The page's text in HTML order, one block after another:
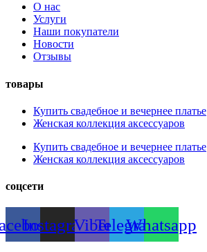
О нас
Услуги
Наши покупатели
Новости
Отзывы
товары
Купить свадебное и вечернее платье
Женская коллекция аксессуаров
Купить свадебное и вечернее платье
Женская коллекция аксессуаров
соцсети
InstagramViberTelegramWhatsapp